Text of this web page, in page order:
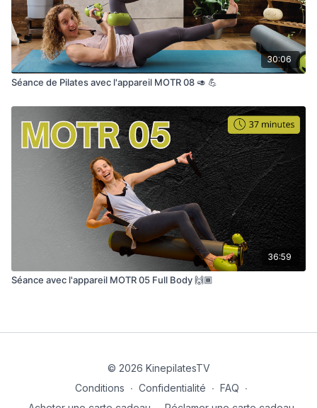
30:06
Séance de Pilates avec l'appareil MOTR 08 🥑 💪
36:59
Séance avec l'appareil MOTR 05 Full Body 🙌🏾
© 2026 KinepilatesTV
Conditions ∙ Confidentialité ∙ FAQ ∙